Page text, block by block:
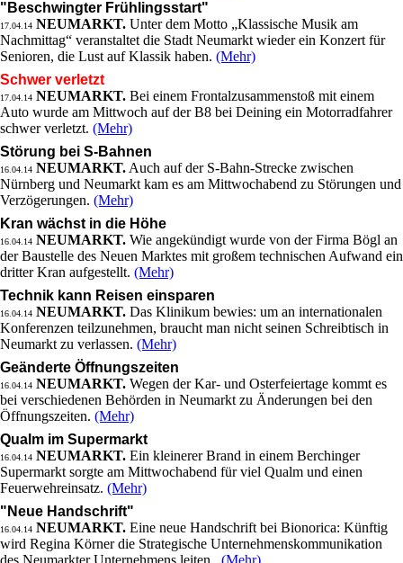
"Beschwingter Frühlingsstart"
17.04.14 NEUMARKT. Unter dem Motto „Klassische Musik am
Nachmittag“ veranstaltet die Stadt Neumarkt wieder ein Konzert für
Senioren, die Lust auf Klassik haben. (Mehr)
Schwer verletzt
17.04.14 NEUMARKT. Bei einem Frontalzusammenstoß mit einem
Auto wurde am Mittwoch auf der B8 bei Deining ein Motorradfahrer
schwer verletzt. (Mehr)
Störung bei S-Bahnen
16.04.14 NEUMARKT. Auch auf der S-Bahn-Strecke zwischen
Nürnberg und Neumarkt kam es am Mittwochabend zu Störungen und
Verzögerungen. (Mehr)
Kran wächst in die Höhe
16.04.14 NEUMARKT. Wie angekündigt wurde von der Firma Bögl an
der Baustelle des Neuen Marktes mit großem technischen Aufwand ein
dritter Kran aufgestellt. (Mehr)
Technik kann Reisen einsparen
16.04.14 NEUMARKT. Das Klinikum bewies: um an internationalen
Konferenzen teilzunehmen, braucht man nicht seinen Schreibtisch in
Neumarkt zu verlassen. (Mehr)
Geänderte Öffnungszeiten
16.04.14 NEUMARKT. Wegen der Kar- und Osterfeiertage kommt es
bei verschiedenen Behörden in Neumarkt zu Änderungen bei den
Öffnungszeiten. (Mehr)
Qualm im Supermarkt
16.04.14 NEUMARKT. Ein kleinerer Brand in einem Berchinger
Supermarkt sorgte am Mittwochabend für viel Qualm und einen
Feuerwehreinsatz. (Mehr)
"Neue Handschrift"
16.04.14 NEUMARKT. Eine neue Handschrift bei Bionorica: Künftig
wird Regina Körner die Strategische Unternehmenskommunikation
des Neumarkter Unternehmens leiten. (Mehr)